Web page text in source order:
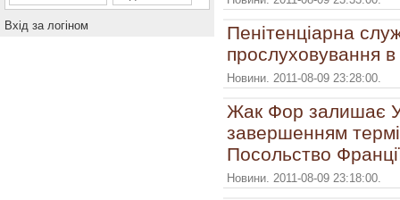
Вхiд за логiном
Пенітенціарна
прослуховування
Новини. 2011-08-09 23:28:00.
Жак Фор залишає
завершенням
Посольство
Новини. 2011-08-09 23:18:00.